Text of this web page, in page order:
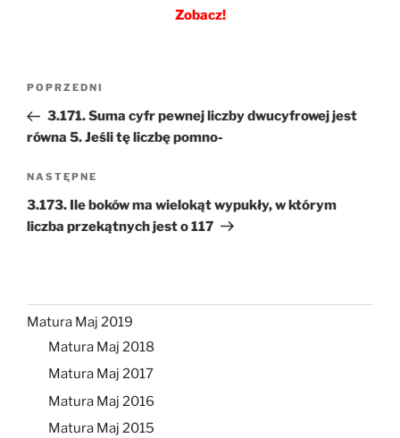
Zobacz!
Nawigacja
Poprzedni
wpis
POPRZEDNI
3.171. Suma cyfr pewnej liczby dwucyfrowej jest
równa 5. Jeśli tę liczbę pomno-
Następny
wpis
NASTĘPNE
3.173. Ile boków ma wielokąt wypukły, w którym
liczba przekątnych jest o 117
Matura Maj 2019
Matura Maj 2018
Matura Maj 2017
Matura Maj 2016
Matura Maj 2015